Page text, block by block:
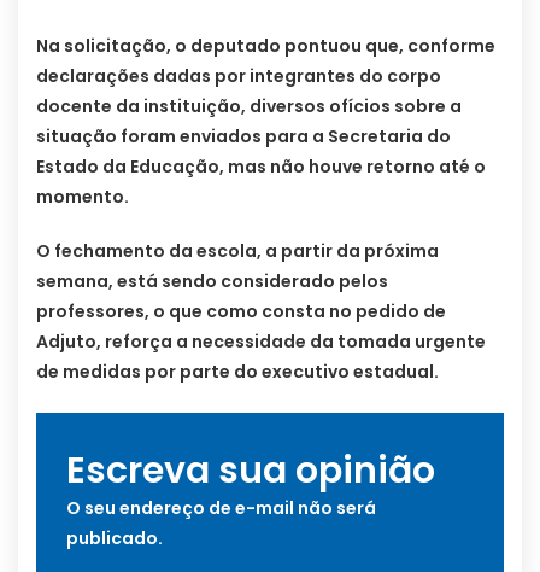
Na solicitação, o deputado pontuou que, conforme
declarações dadas por integrantes do corpo
docente da instituição, diversos ofícios sobre a
situação foram enviados para a Secretaria do
Estado da Educação, mas não houve retorno até o
momento.
O fechamento da escola, a partir da próxima
semana, está sendo considerado pelos
professores, o que como consta no pedido de
Adjuto, reforça a necessidade da tomada urgente
de medidas por parte do executivo estadual.
Escreva sua opinião
O seu endereço de e-mail não será
publicado.